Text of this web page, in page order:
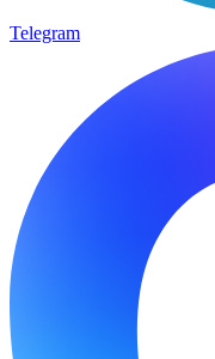
Telegram